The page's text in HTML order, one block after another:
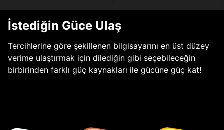
İstediğin Güce Ulaş
Tercihlerine göre şekillenen bilgisayarını en üst düzey
verime ulaştırmak için dilediğin gibi seçebileceğin
birbirinden farklı güç kaynakları ile gücüne güç kat!